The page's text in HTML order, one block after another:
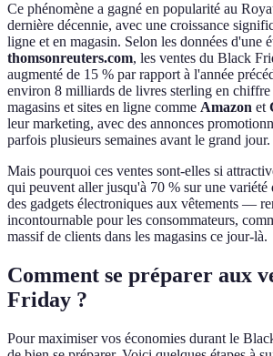
Ce phénomène a gagné en popularité au
dernière décennie, avec une croissance
ligne et en magasin. Selon les données d'une
thomsonreuters.com, les ventes du Black
augmenté de 15 % par rapport à l'année
environ 8 milliards de livres sterling en
magasins et sites en ligne comme Amazon et
leur marketing, avec des annonces
parfois plusieurs semaines avant le grand jour.
Mais pourquoi ces ventes sont-elles si
qui peuvent aller jusqu'à 70 % sur une
des gadgets électroniques aux vêtements —
incontournable pour les consommateurs,
massif de clients dans les magasins ce jour-là.
Comment se préparer aux
Friday ?
Pour maximiser vos économies durant le